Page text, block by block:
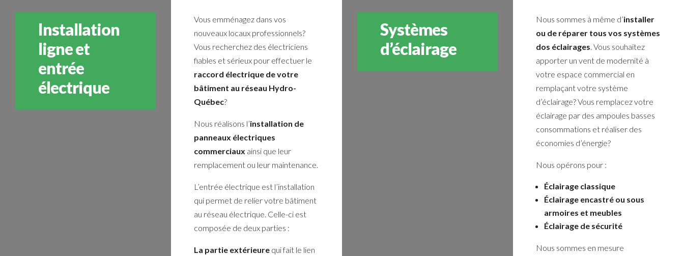
Installation
ligne et
entrée
électrique
Vous emménagez dans vos
nouveaux locaux professionnels?
Vous recherchez des électriciens
fiables et sérieux pour effectuer le
raccord électrique de votre
bâtiment au réseau Hydro-
Québec?
Nous réalisons l’installation de
panneaux électriques
commerciaux ainsi que leur
remplacement ou leur maintenance.
L’entrée électrique est l’installation
qui permet de relier votre bâtiment
au réseau électrique. Celle-ci est
composée de deux parties :
La partie extérieure qui fait le lien
Systèmes
d’éclairage
Nous sommes à même d’installer
ou de réparer tous vos systèmes
dos éclairages. Vous souhaitez
apporter un vent de modernité à
votre espace commercial en
remplaçant votre système
d’éclairage? Vous remplacez votre
éclairage par des ampoules basses
consommations et réaliser des
économies d’énergie?
Nous opérons pour :
Éclairage classique
Éclairage encastré ou sous
armoires et meubles
Éclairage de sécurité
Nous sommes en mesure